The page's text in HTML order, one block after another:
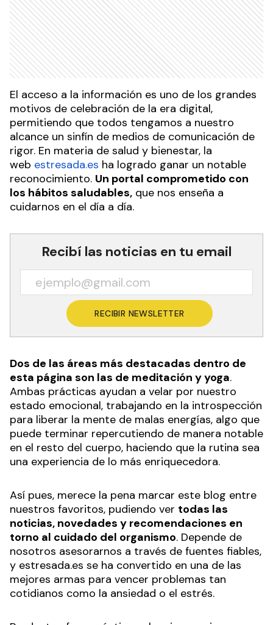
El acceso a la información es uno de los grandes
motivos de celebración de la era digital,
permitiendo que todos tengamos a nuestro
alcance un sinfín de medios de comunicación de
rigor. En materia de salud y bienestar, la
web estresada.es ha logrado ganar un notable
reconocimiento. Un portal comprometido con
los hábitos saludables, que nos enseña a
cuidarnos en el día a día.
Recibí las noticias en tu email
RECIBIR NEWSLETTER
Dos de las áreas más destacadas dentro de
esta página son las de meditación y yoga.
Ambas prácticas ayudan a velar por nuestro
estado emocional, trabajando en la introspección
para liberar la mente de malas energías, algo que
puede terminar repercutiendo de manera notable
en el resto del cuerpo, haciendo que la rutina sea
una experiencia de lo más enriquecedora.
Así pues, merece la pena marcar este blog entre
nuestros favoritos, pudiendo ver todas las
noticias, novedades y recomendaciones en
torno al cuidado del organismo. Depende de
nosotros asesorarnos a través de fuentes fiables,
y estresada.es se ha convertido en una de las
mejores armas para vencer problemas tan
cotidianos como la ansiedad o el estrés.